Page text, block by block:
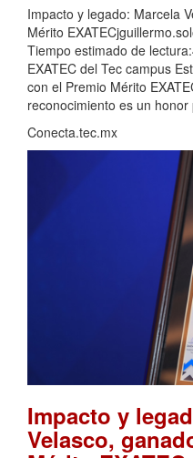
Impacto y legado: Marcela
Mérito
Tiempo estimado de
EXATEC del Tec campus
con el Premio Mérito
reconocimiento es un
Conecta.tec.mx
Impacto y
Velasco,